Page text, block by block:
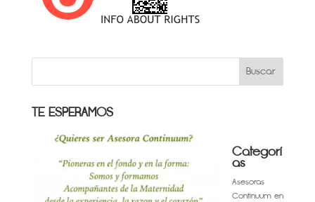
TE ESPERAMOS
Categorí
as
Asesoras
Continuum en